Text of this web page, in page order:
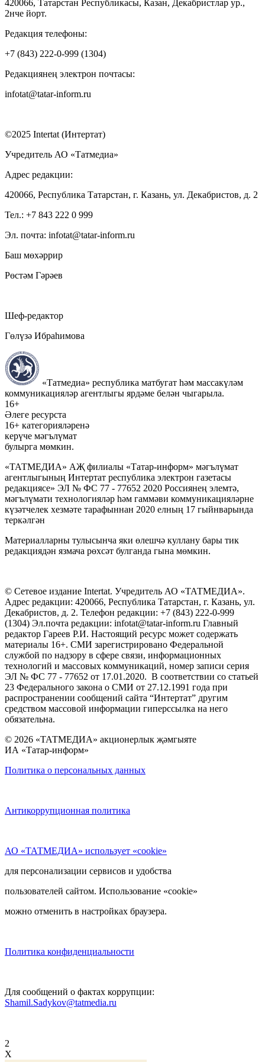
420066, Татарстан Республикасы, Казан, Декабристлар ур.,
2нче йорт.
Редакция телефоны:
+7 (843) 222-0-999 (1304)
Редакциянең электрон почтасы:
infotat@tatar-inform.ru
©2025 Intertat (Интертат)
Учредитель АО «Татмедиа»
Адрес редакции:
420066, Республика Татарстан, г. Казань, ул. Декабристов, д. 2
Тел.: +7 843 222 0 999
Эл. почта: infotat@tatar-inform.ru
Баш мөхәррир
Рөстәм Гәрәев
Шеф-редактор
Гөлүзә Ибраһимова
«Татмедиа» республика матбугат һәм массакүләм
коммуникацияләр агентлыгы ярдәме белән чыгарыла.
16+
Әлеге ресурста
16+ категорияләренә
керүче мәгълүмат
булырга мөмкин.
«ТАТМЕДИА» АҖ филиалы «Татар-информ» мәгълүмат
агентлыгының Интертат республика электрон газетасы
редакциясе» ЭЛ № ФС 77 - 77652 2020 Россиянең элемтә,
мәгълүмати технологияләр һәм гаммәви коммуникацияләрне
күзәтчелек хезмәте тарафыннан 2020 елның 17 гыйнварында
теркәлгән
Материалларны тулысынча яки өлешчә куллану бары тик
редакциядән язмача рөхсәт булганда гына мөмкин.
© Сетевое издание Intertat. Учредитель АО «ТАТМЕДИА».
Адрес редакции: 420066, Республика Татарстан, г. Казань, ул.
Декабристов, д. 2. Телефон редакции: +7 (843) 222-0-999
(1304) Эл.почта редакции: infotat@tatar-inform.ru Главный
редактор Гареев Р.И. Настоящий ресурс может содержать
материалы 16+. СМИ зарегистрировано Федеральной
службой по надзору в сфере связи, информационных
технологий и массовых коммуникаций, номер записи серия
ЭЛ № ФС 77 - 77652 от 17.01.2020. В соответствии со статьей
23 Федерального закона о СМИ от 27.12.1991 года при
распространении сообщений сайта “Интертат” другим
средством массовой информации гиперссылка на него
обязательна.
© 2026 «ТАТМЕДИА» акционерлык җәмгыяте
ИА «Татар-информ»
Политика о персональных данных
Антикоррупционная политика
АО «ТАТМЕДИА» использует «cookie»
для персонализации сервисов и удобства
пользователей сайтом. Использование «cookie»
можно отменить в настройках браузера.
Политика конфиденциальности
Для сообщений о фактах коррупции:
Shamil.Sadykov@tatmedia.ru
2
X